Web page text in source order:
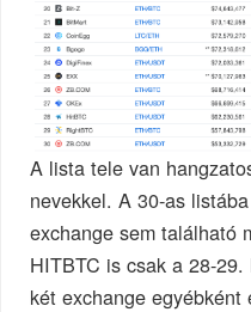
A lista tele van
nevekkel. A 30-as
exchange sem található
HITBTC is csak a 28-
két exchange